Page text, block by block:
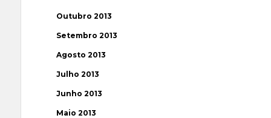
Outubro 2013
Setembro 2013
Agosto 2013
Julho 2013
Junho 2013
Maio 2013